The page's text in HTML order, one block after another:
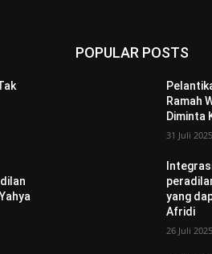
POPULAR POSTS
Ramah
Diminta
31 Juli 2025
yang
Afridi
26 Juli 2025